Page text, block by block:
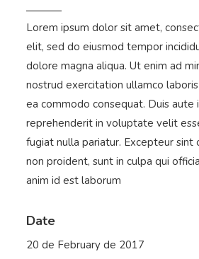
Lorem ipsum dolor sit amet,
elit, sed do eiusmod tempor
dolore magna aliqua. Ut enim ad
nostrud exercitation ullamco
ea commodo consequat. Duis aute
reprehenderit in voluptate velit
fugiat nulla pariatur. Excepteur sint
non proident, sunt in culpa qui
anim id est laborum
Date
20 de February de 2017